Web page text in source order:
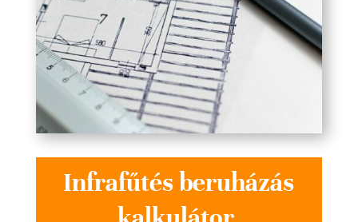
Infrafűtés beruházás